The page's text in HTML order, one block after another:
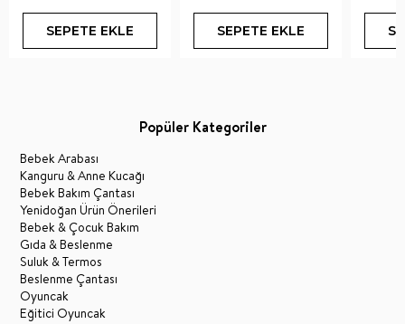
SEPETE EKLE SEPETE EKLE
Popüler Kategoriler
Bebek Arabası
Kanguru & Anne Kucağı
Bebek Bakım Çantası
Yenidoğan Ürün Önerileri
Bebek & Çocuk Bakım
Gıda & Beslenme
Suluk & Termos
Beslenme Çantası
Oyuncak
Eğitici Oyuncak